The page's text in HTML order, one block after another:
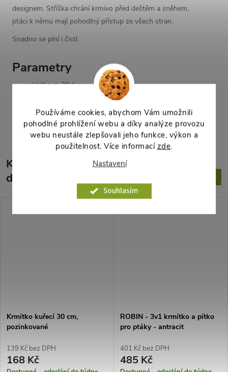
Používáme cookies, abychom Vám umožnili
pohodlné prohlížení webu a díky analýze provozu
webu neustále zlepšovali jeho funkce, výkon a
použitelnost. Více informací zde.
Nastavení
Souhlasím
designem. Stříška chrání krmivo před deštěm a sněhem,
ptáci k němu mají pohodlný přístup ze všech stran.
Snadno se plní i čistí.
Parametry
Velikost: 29,4 cm
Parametry produktu
K tomuto produktu
doporučujeme ještě dokoupit
Krmítko kuřecí 30 cm,
pozinkované
139 Kč bez DPH
168 Kč
ROBIN - 3v1 krmítko a pítko
pro ptáky - antracit
401 Kč bez DPH
485 Kč